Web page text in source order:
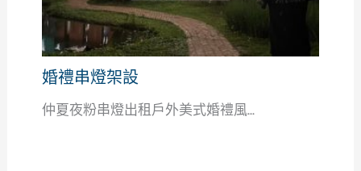
婚禮串燈架設
仲夏夜粉串燈出租戶外美式婚禮風...